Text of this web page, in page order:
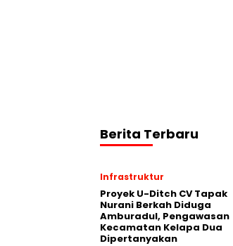
Berita Terbaru
Infrastruktur
Proyek U-Ditch CV Tapak
Nurani Berkah Diduga
Amburadul, Pengawasan
Kecamatan Kelapa Dua
Dipertanyakan